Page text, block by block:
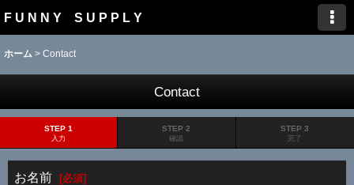
F U N N Y S U P P L Y
ホーム > Contact
Contact
STEP 1
入力
STEP 2
確認
STEP 3
完了
お名前 [必須]